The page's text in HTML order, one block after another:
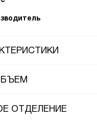
ОТДЕЛЕНИЕ